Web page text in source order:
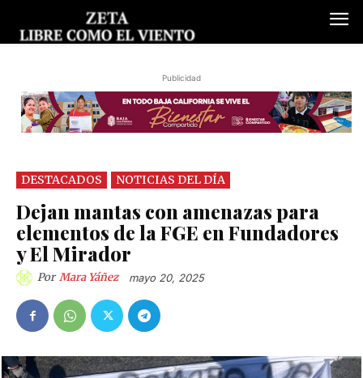
Publicidad
DESTACADOS NOTICIAS DEL DÍA
Dejan mantas con amenazas para
elementos de la FGE en Fundadores
y El Mirador
Por Mara Yáñez mayo 20, 2025